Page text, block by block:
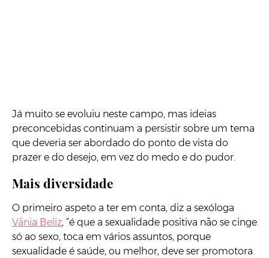
Já muito se evoluiu neste campo, mas ideias
preconcebidas continuam a persistir sobre um tema
que deveria ser abordado do ponto de vista do
prazer e do desejo, em vez do medo e do pudor.
Mais diversidade
O primeiro aspeto a ter em conta, diz a sexóloga
Vânia Beliz, “é que a sexualidade positiva não se cinge
só ao sexo, toca em vários assuntos, porque
sexualidade é saúde, ou melhor, deve ser promotora